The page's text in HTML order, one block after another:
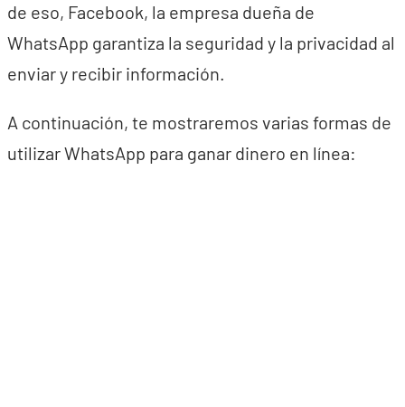
de eso, Facebook, la empresa dueña de
WhatsApp garantiza la seguridad y la privacidad al
enviar y recibir información.
A continuación, te mostraremos varias formas de
utilizar WhatsApp para ganar dinero en línea: